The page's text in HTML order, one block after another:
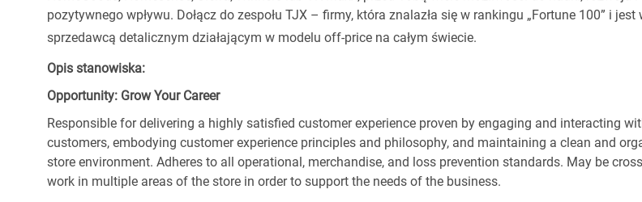
pozytywnego wpływu. Dołącz do zespołu TJX – firmy, która znalazła się w rankingu „Fortune 100” i jest
sprzedawcą detalicznym działającym w modelu off-price na całym świecie.
Opis stanowiska:
Opportunity: Grow Your Career
Responsible for delivering a highly satisfied customer experience proven by engaging and interacting
customers, embodying customer experience principles and philosophy, and maintaining a clean and
store environment. Adheres to all operational, merchandise, and loss prevention standards. May be
work in multiple areas of the store in order to support the needs of the business.